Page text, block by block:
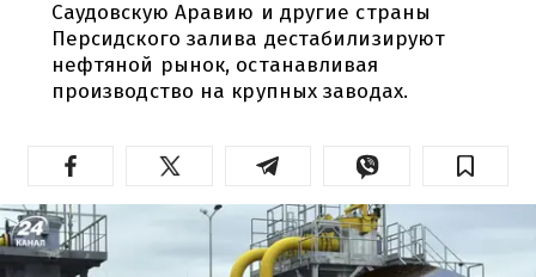
Саудовскую Аравию и другие страны
Персидского залива дестабилизируют
нефтяной рынок, останавливая
производство на крупных заводах.